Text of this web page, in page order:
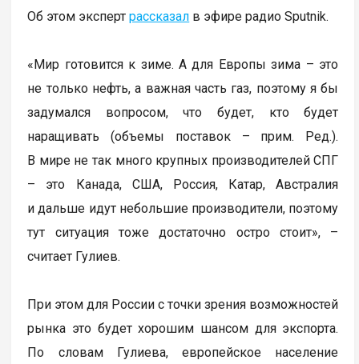
Об этом экспертрассказал в эфире радио Sputnik.
«Мир готовится к зиме. А для Европы зима – это
не только нефть, а важная часть газ, поэтому я бы
задумался вопросом, что будет, кто будет
наращивать (объемы поставок – прим. Ред.).
В мире не так много крупных производителей СПГ
– это Канада, США, Россия, Катар, Австралия
и дальше идут небольшие производители, поэтому
тут ситуация тоже достаточно остро стоит», –
считает Гулиев.
При этом для России с точки зрения возможностей
рынка это будет хорошим шансом для экспорта.
По словам Гулиева, европейское население